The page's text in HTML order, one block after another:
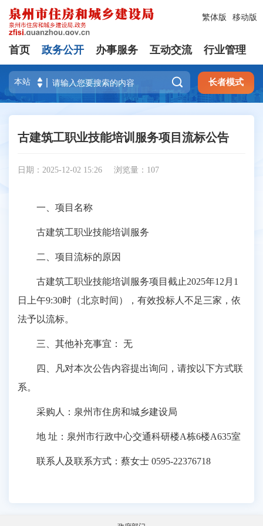
繁体版 移动版
首页 政务公开 办事服务 互动交流 行业管理
 长者模式
古建筑工职业技能培训服务项目流标公告
日期：2025-12-02 15:26 浏览量： 107
一、项目名称
古建筑工职业技能培训服务
二、项目流标的原因
古建筑工职业技能培训服务项目截止2025年12月1
日上午9:30时（北京时间），有效投标人不足三家，依
法予以流标。
三、其他补充事宜： 无
四、凡对本次公告内容提出询问，请按以下方式联
系。
采购人：泉州市住房和城乡建设局
地 址：泉州市行政中心交通科研楼A栋6楼A635室
联系人及联系方式：蔡女士 0595-22376718